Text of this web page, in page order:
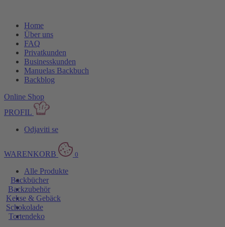
Home
Über uns
FAQ
Privatkunden
Businesskunden
Manuelas Backbuch
Backblog
Online Shop
PROFIL
Odjaviti se
WARENKORB 0
Alle Produkte
Backbücher
Backzubehör
Kekse & Gebäck
Schokolade
Tortendeko